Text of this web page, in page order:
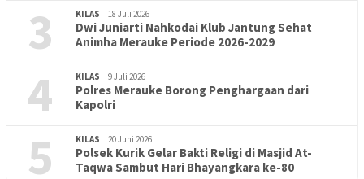
3 KILAS 18 Juli 2026
Dwi Juniarti Nahkodai Klub Jantung Sehat
Animha Merauke Periode 2026-2029
4 KILAS 9 Juli 2026
Polres Merauke Borong Penghargaan dari
Kapolri
5 KILAS 20 Juni 2026
Polsek Kurik Gelar Bakti Religi di Masjid At-
Taqwa Sambut Hari Bhayangkara ke-80